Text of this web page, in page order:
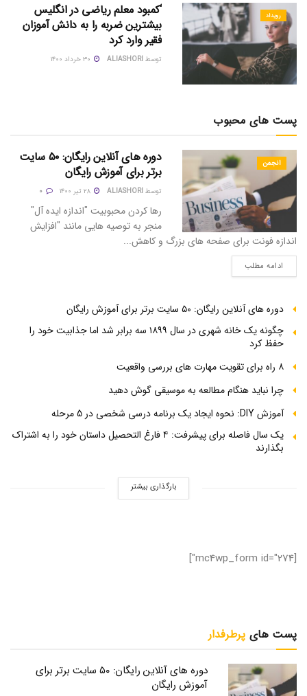
رویداد
‘کمبود معلم ریاضی در انگلیس
بیشترین ضربه را به دانش آموزان
فقیر وارد کرد
توسط ALIASHORI
پست های محبوب
انجمن
دوره های آنلاین رایگان: ۵۰ سایت
برتر برای آموزش رایگان
توسط ALIASHORI ۲۸ تیر ۱۴۰۰ ۰
رها کردن محبوبیت "اندازه ایده آل"
منجر به توصیه هایی مانند "افزایش
اندازه فونت برای صفحه های بزرگ و کاهش...
ادامه مطلب
دوره های آنلاین رایگان: ۵۰ سایت برتر برای آموزش رایگان
چگونه یک خانه شهری در سال ۱۸۹۹ سه برابر شد اما جذابیت خود را
حفظ کرد
۸ راه برای تقویت مهارت های بررسی واقعیت
چرا نباید هنگام مطالعه به موسیقی گوش دهید
آموزش DIY: نحوه ایجاد یک برنامه درسی شخصی در 5 مرحله
یک سال فاصله برای پیشرفت: ۴ فارغ التحصیل داستان خود را به اشتراک
بگذارند
بارگذاری بیشتر
[mc4wp_form id="274"]
پست های پرطرفدار
دوره های آنلاین رایگان: ۵۰ سایت برتر برای
آموزش رایگان